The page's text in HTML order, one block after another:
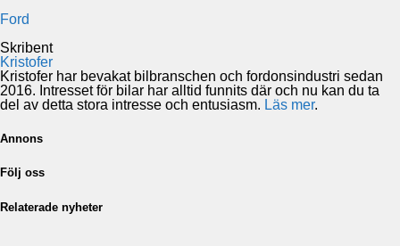
Ford
Skribent
Kristofer
Kristofer har bevakat bilbranschen och fordonsindustri sedan
2016. Intresset för bilar har alltid funnits där och nu kan du ta
del av detta stora intresse och entusiasm. Läs mer.
Annons
Följ oss
Relaterade nyheter